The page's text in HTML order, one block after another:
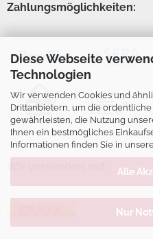
Diese Webseite
Technologien
Wir verwenden Cookies und
Drittanbietern, um die
gewährleisten, die Nutzung
Ihnen ein bestmögliches
Informationen finden Sie in
Alle
Nur
Zahlungsmöglichkeiten: